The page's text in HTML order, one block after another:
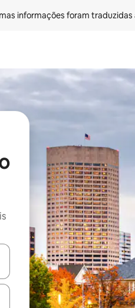
informações foram
os usando as seta para cima e